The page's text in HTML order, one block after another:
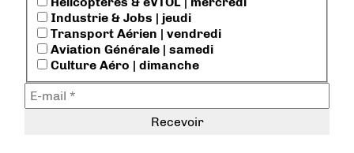
Industrie & Jobs | jeudi
Transport Aérien | vendredi
Aviation Générale | samedi
Culture Aéro | dimanche